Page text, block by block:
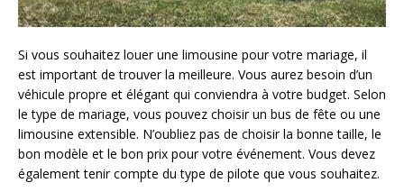
Si vous souhaitez louer une limousine pour votre mariage, il
est important de trouver la meilleure. Vous aurez besoin d’un
véhicule propre et élégant qui conviendra à votre budget. Selon
le type de mariage, vous pouvez choisir un bus de fête ou une
limousine extensible. N’oubliez pas de choisir la bonne taille, le
bon modèle et le bon prix pour votre événement. Vous devez
également tenir compte du type de pilote que vous souhaitez.